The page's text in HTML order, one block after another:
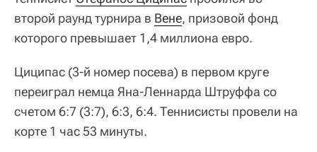
второй раунд турнира в Вене, призовой фонд
которого превышает 1,4 миллиона евро.
Циципас (3-й номер посева) в первом круге
переиграл немца Яна-Леннарда Штруффа со
счетом 6:7 (3:7), 6:3, 6:4. Теннисисты провели на
корте 1 час 53 минуты.